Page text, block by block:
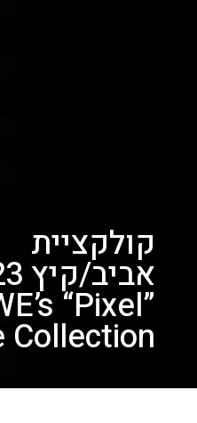
קולקציית
“Pixel”
Collection